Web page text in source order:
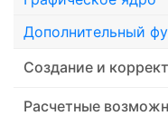
Дополнительный
Создание и
Расчетные